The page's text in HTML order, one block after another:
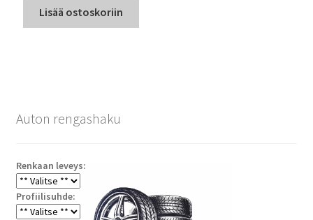
Lisää ostoskoriin
Auton rengashaku
Renkaan leveys:
Profiilisuhde: